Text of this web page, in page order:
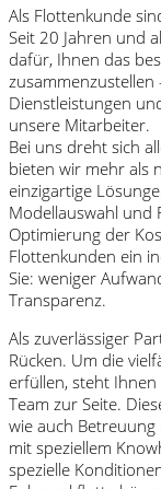
Als Flottenkunde
Seit 20 Jahren und
dafür, Ihnen das
Dienstleistungen
unsere Mitarbeiter.
Bei uns dreht sich
bieten wir mehr als
einzigartige
Modellauswahl und
Optimierung der
Flottenkunden ein
Sie: weniger
Transparenz.
Als zuverlässiger
Rücken. Um die
erfüllen, steht
Team zur Seite.
wie auch
mit speziellem
spezielle